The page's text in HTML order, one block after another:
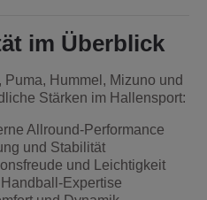
im Überblick
Hummel, Mizuno und
Stärken im Hallensport:
Allround-Performance
und Stabilität
und Leichtigkeit
Expertise